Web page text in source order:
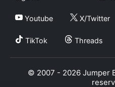
Youtube X/Twitter
TikTok Threads
© 2007 - 2026 Jumper